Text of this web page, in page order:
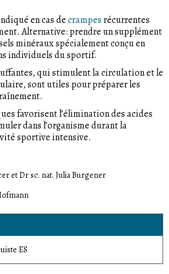
en cas decrampesrécurrentes
Alternative: prendre un supplément
minéraux spécialement conçu en
individuels du sportif.
qui stimulent la circulation et le
sont utiles pour préparer les
favorisent l’élimination des acides
dans l’organisme durant la
sportive intensive.
et Dr sc. nat. Julia Burgener
ES